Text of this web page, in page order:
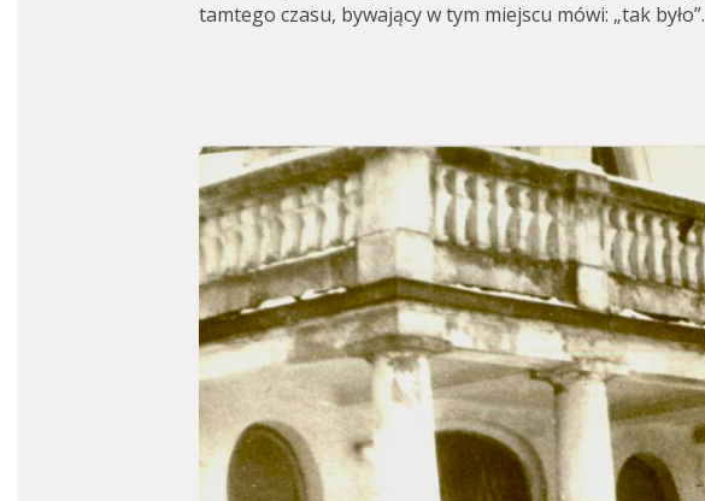
tamtego czasu, bywający w tym miejscu mówi: „tak było”.